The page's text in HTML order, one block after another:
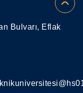
Bulvarı, Eflak